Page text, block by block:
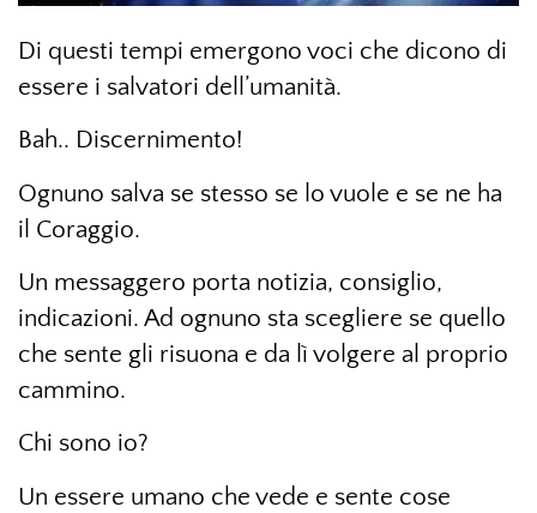
Di questi tempi emergono voci che dicono di
essere i salvatori dell’umanità.
Bah.. Discernimento!
Ognuno salva se stesso se lo vuole e se ne ha
il Coraggio.
Un messaggero porta notizia, consiglio,
indicazioni. Ad ognuno sta scegliere se quello
che sente gli risuona e da lì volgere al proprio
cammino.
Chi sono io?
Un essere umano che vede e sente cose